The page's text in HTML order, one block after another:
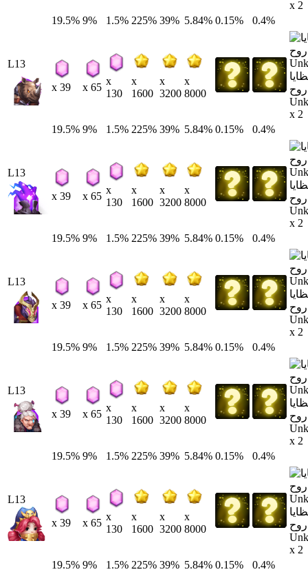
x 2
19.5% 9% 1.5% 225% 39% 5.84% 0.15% 0.4%
L13
x 39 x 65
x
130
x
1600
x
3200
x
8000
روح
x 2
19.5% 9% 1.5% 225% 39% 5.84% 0.15% 0.4%
L13
x 39 x 65
x
130
x
1600
x
3200
x
8000
روح
x 2
19.5% 9% 1.5% 225% 39% 5.84% 0.15% 0.4%
L13
x 39 x 65
x
130
x
1600
x
3200
x
8000
روح
x 2
19.5% 9% 1.5% 225% 39% 5.84% 0.15% 0.4%
L13
x 39 x 65
x
130
x
1600
x
3200
x
8000
روح
x 2
19.5% 9% 1.5% 225% 39% 5.84% 0.15% 0.4%
L13
x 39 x 65
x
130
x
1600
x
3200
x
8000
روح
x 2
19.5% 9% 1.5% 225% 39% 5.84% 0.15% 0.4%